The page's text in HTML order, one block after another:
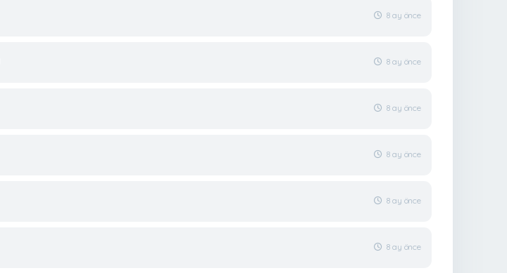
8 ay önce
8 ay önce
8 ay önce
8 ay önce
8 ay önce
8 ay önce